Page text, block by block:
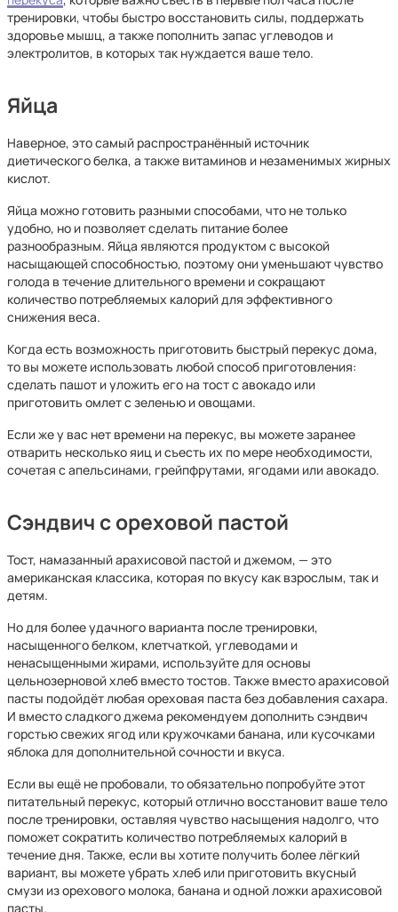
тренировки, чтобы быстро восстановить силы, поддержать
здоровье мышц, а также пополнить запас углеводов и
электролитов, в которых так нуждается ваше тело.
Яйца
Наверное, это самый распространённый источник
диетического белка, а также витаминов и незаменимых жирных
кислот.
Яйца можно готовить разными способами, что не только
удобно, но и позволяет сделать питание более
разнообразным. Яйца являются продуктом с высокой
насыщающей способностью, поэтому они уменьшают чувство
голода в течение длительного времени и сокращают
количество потребляемых калорий для эффективного
снижения веса.
Когда есть возможность приготовить быстрый перекус дома,
то вы можете использовать любой способ приготовления:
сделать пашот и уложить его на тост с авокадо или
приготовить омлет с зеленью и овощами.
Если же у вас нет времени на перекус, вы можете заранее
отварить несколько яиц и съесть их по мере необходимости,
сочетая с апельсинами, грейпфрутами, ягодами или авокадо.
Сэндвич с ореховой пастой
Тост, намазанный арахисовой пастой и джемом, — это
американская классика, которая по вкусу как взрослым, так и
детям.
Но для более удачного варианта после тренировки,
насыщенного белком, клетчаткой, углеводами и
ненасыщенными жирами, используйте для основы
цельнозерновой хлеб вместо тостов. Также вместо арахисовой
пасты подойдёт любая ореховая паста без добавления сахара.
И вместо сладкого джема рекомендуем дополнить сэндвич
горстью свежих ягод или кружочками банана, или кусочками
яблока для дополнительной сочности и вкуса.
Если вы ещё не пробовали, то обязательно попробуйте этот
питательный перекус, который отлично восстановит ваше тело
после тренировки, оставляя чувство насыщения надолго, что
поможет сократить количество потребляемых калорий в
течение дня. Также, если вы хотите получить более лёгкий
вариант, вы можете убрать хлеб или приготовить вкусный
смузи из орехового молока, банана и одной ложки арахисовой
пасты.